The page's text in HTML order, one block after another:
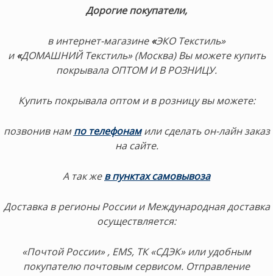
Дорогие покупатели,
в интернет-магазине«ЭКО Текстиль»
и«ДОМАШНИЙ Текстиль» (Москва) Вы можете купить
покрывала ОПТОМ И В РОЗНИЦУ.
Купить покрывала оптом и в розницу вы можете:
позвонив нампо телефонамили сделать он-лайн заказ
на сайте.
А так жев пунктах самовывоза
Доставка в регионы России и Международная доставка
осуществляется:
«Почтой России» , EMS, ТК «СДЭК» или удобным
покупателю почтовым сервисом. Отправление